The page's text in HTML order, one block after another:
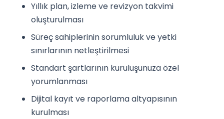
Yıllık plan, izleme ve revizyon takvimi
oluşturulması
Süreç sahiplerinin sorumluluk ve yetki
sınırlarının netleştirilmesi
Standart şartlarının kuruluşunuza özel
yorumlanması
Dijital kayıt ve raporlama altyapısının
kurulması